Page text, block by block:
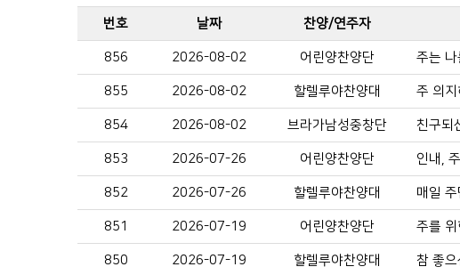
번호 날짜 찬양/연주자
856 2026-08-02 어린양찬양단 주는
855 2026-08-02 할렐루야찬양대 주 의지
854 2026-08-02 브라가남성중창단 친구되
853 2026-07-26 어린양찬양단 인내,
852 2026-07-26 할렐루야찬양대 매일
851 2026-07-19 어린양찬양단 주를
850 2026-07-19 할렐루야찬양대 참 좋